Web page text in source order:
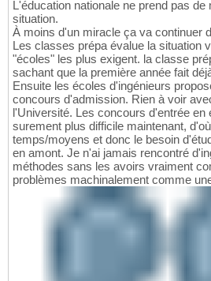
L'éducation nationale ne prend pas
situation.
À moins d'un miracle ça va continuer
Les classes prépa évalue la situation
"écoles" les plus exigent. la classe
sachant que la première année fait
Ensuite les écoles d'ingénieurs
concours d'admission. Rien à voir
l'Université. Les concours d'entrée en
surement plus difficile maintenant,
temps/moyens et donc le besoin
en amont. Je n'ai jamais rencontré
méthodes sans les avoirs vraiment
problèmes machinalement comme